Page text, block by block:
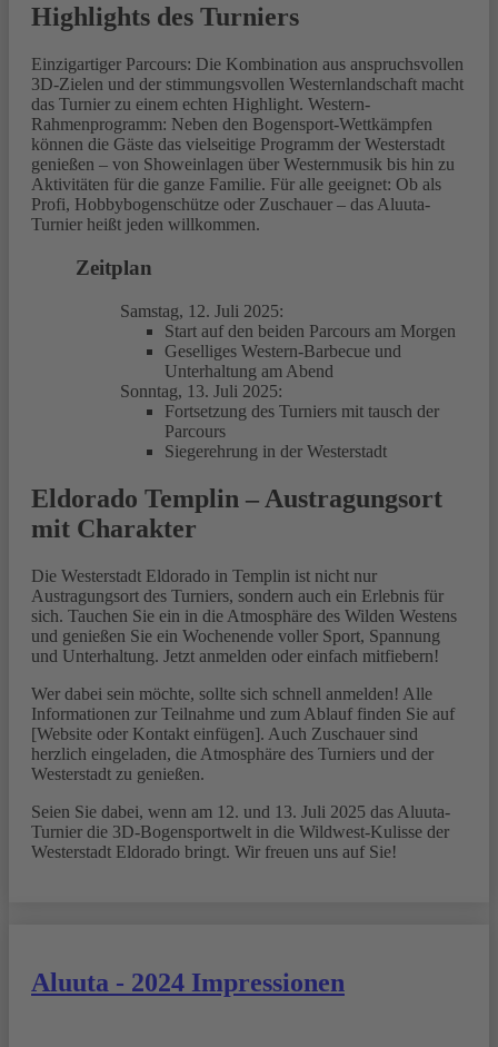
Highlights des Turniers
Einzigartiger Parcours: Die Kombination aus anspruchsvollen
3D-Zielen und der stimmungsvollen Westernlandschaft macht
das Turnier zu einem echten Highlight. Western-
Rahmenprogramm: Neben den Bogensport-Wettkämpfen
können die Gäste das vielseitige Programm der Westerstadt
genießen – von Showeinlagen über Westernmusik bis hin zu
Aktivitäten für die ganze Familie. Für alle geeignet: Ob als
Profi, Hobbybogenschütze oder Zuschauer – das Aluuta-
Turnier heißt jeden willkommen.
Zeitplan
Samstag, 12. Juli 2025:
Start auf den beiden Parcours am Morgen
Geselliges Western-Barbecue und
Unterhaltung am Abend
Sonntag, 13. Juli 2025:
Fortsetzung des Turniers mit tausch der
Parcours
Siegerehrung in der Westerstadt
Eldorado Templin – Austragungsort
mit Charakter
Die Westerstadt Eldorado in Templin ist nicht nur
Austragungsort des Turniers, sondern auch ein Erlebnis für
sich. Tauchen Sie ein in die Atmosphäre des Wilden Westens
und genießen Sie ein Wochenende voller Sport, Spannung
und Unterhaltung. Jetzt anmelden oder einfach mitfiebern!
Wer dabei sein möchte, sollte sich schnell anmelden! Alle
Informationen zur Teilnahme und zum Ablauf finden Sie auf
[Website oder Kontakt einfügen]. Auch Zuschauer sind
herzlich eingeladen, die Atmosphäre des Turniers und der
Westerstadt zu genießen.
Seien Sie dabei, wenn am 12. und 13. Juli 2025 das Aluuta-
Turnier die 3D-Bogensportwelt in die Wildwest-Kulisse der
Westerstadt Eldorado bringt. Wir freuen uns auf Sie!
Aluuta - 2024 Impressionen